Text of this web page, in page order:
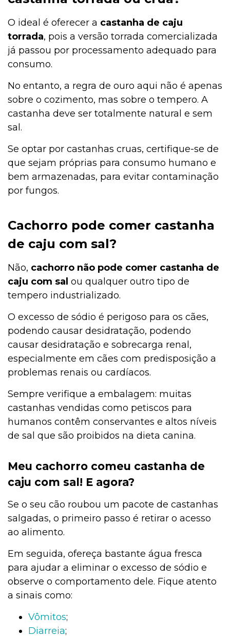
O ideal é oferecer a castanha de caju
torrada, pois a versão torrada comercializada
já passou por processamento adequado para
consumo.
No entanto, a regra de ouro aqui não é apenas
sobre o cozimento, mas sobre o tempero. A
castanha deve ser totalmente natural e sem
sal.
Se optar por castanhas cruas, certifique-se de
que sejam próprias para consumo humano e
bem armazenadas, para evitar contaminação
por fungos.
Cachorro pode comer castanha
de caju com sal?
Não, cachorro não pode comer castanha de
caju com sal ou qualquer outro tipo de
tempero industrializado.
O excesso de sódio é perigoso para os cães,
podendo causar desidratação, podendo
causar desidratação e sobrecarga renal,
especialmente em cães com predisposição a
problemas renais ou cardíacos.
Sempre verifique a embalagem: muitas
castanhas vendidas como petiscos para
humanos contêm conservantes e altos níveis
de sal que são proibidos na dieta canina.
Meu cachorro comeu castanha de
caju com sal! E agora?
Se o seu cão roubou um pacote de castanhas
salgadas, o primeiro passo é retirar o acesso
ao alimento.
Em seguida, ofereça bastante água fresca
para ajudar a eliminar o excesso de sódio e
observe o comportamento dele. Fique atento
a sinais como:
Vômitos;
Diarreia;